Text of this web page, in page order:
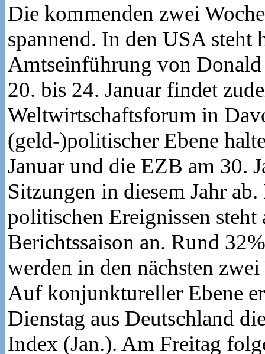
Die kommenden zwei
spannend. In den USA steht
Amtseinführung von
20. bis 24. Januar findet
Weltwirtschaftsforum in
(geld-)politischer Ebene
Januar und die EZB am 30.
Sitzungen in diesem Jahr ab.
politischen Ereignissen steht
Berichtssaison an. Rund
werden in den nächsten
Auf konjunktureller Ebene
Dienstag aus Deutschland
Index (Jan.). Am Freitag